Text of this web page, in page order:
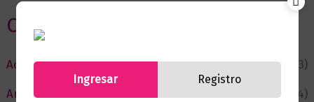
Categorias
Actualidad
(53)
Autor del Mes
(4)
Ingresar Registro